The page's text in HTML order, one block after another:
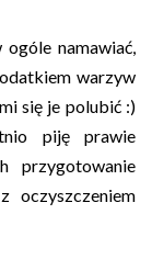
namawiać,
warzyw
się je polubić :)
piję prawie
przygotowanie
oczyszczeniem